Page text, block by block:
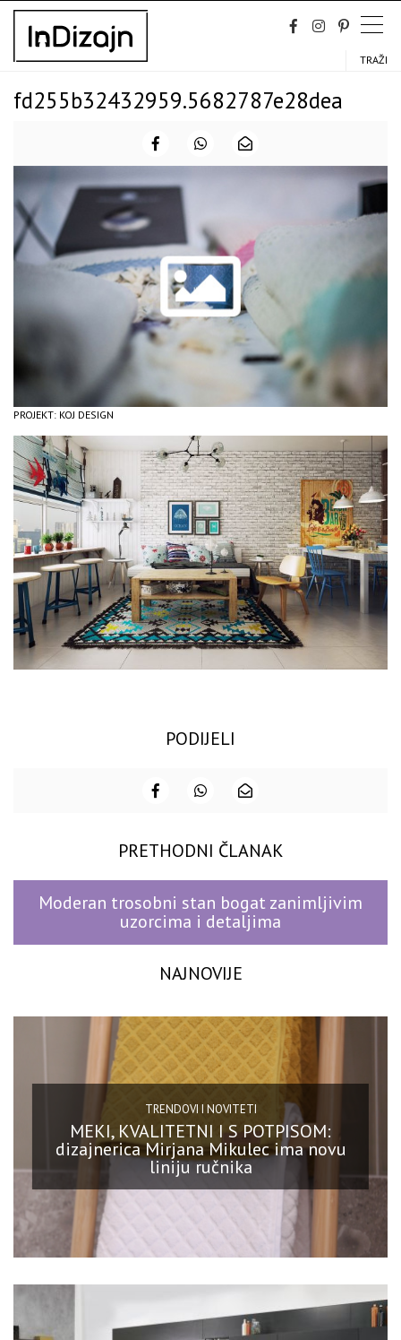
Skip
content
TRAŽI
fd255b32432959.5682787e28dea
PROJEKT: KOJ DESIGN
PODIJELI
PRETHODNI ČLANAK
Moderan trosobni stan bogat zanimljivim
uzorcima i detaljima
NAJNOVIJE
TRENDOVI I NOVITETI
MEKI, KVALITETNI I S POTPISOM:
dizajnerica Mirjana Mikulec ima novu
liniju ručnika